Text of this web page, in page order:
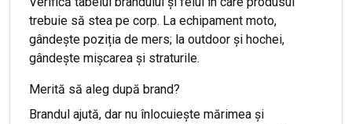
trebuie să stea pe corp. La echipament moto,
gândește poziția de mers; la outdoor și hochei,
gândește mișcarea și straturile.
Merită să aleg după brand?
Brandul ajută, dar nu înlocuiește mărimea și